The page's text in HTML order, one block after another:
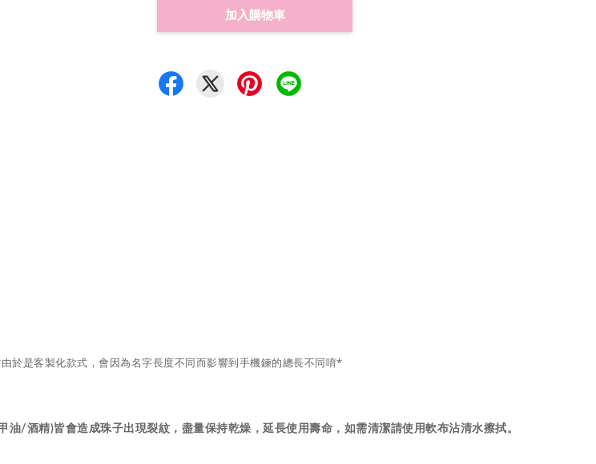
加入購物車
於是客製化款式，會因為名字長度不同而影響到手機鍊的總長不同唷*
/酒精)皆會造成珠子出現裂紋，盡量保持乾燥，延長使用壽命，如需清潔請使用軟布沾清水擦拭。